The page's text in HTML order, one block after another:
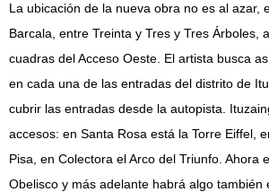
La ubicación de la nueva obra no es al azar,
Barcala, entre Treinta y Tres y Tres Árboles,
cuadras del Acceso Oeste. El artista busca
en cada una de las entradas del distrito de
cubrir las entradas desde la autopista.
accesos: en Santa Rosa está la Torre Eiffel,
Pisa, en Colectora el Arco del Triunfo. Ahora
Obelisco y más adelante habrá algo también